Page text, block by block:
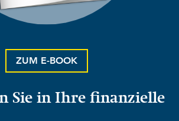
ZUM E-BOOK
Sie in Ihre finanzielle